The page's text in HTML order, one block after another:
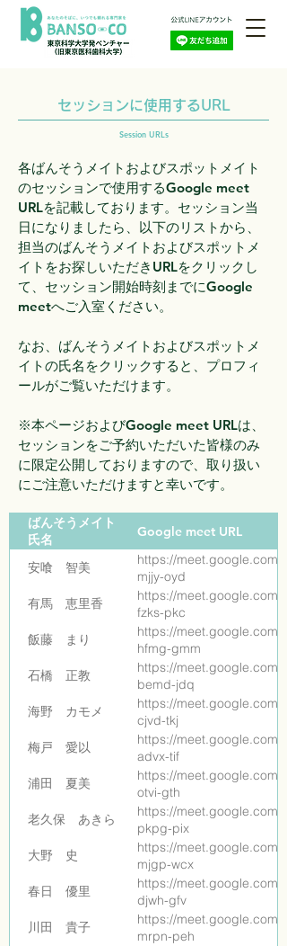
​セッションに使用するURL
Session URLs
​各ばんそうメイトおよびスポットメイト
のセッションで使用するGoogle meet
URLを記載しております。セッション当
日になりましたら、以下のリストから、
担当のばんそうメイトおよびスポットメ
イトをお探しいただきURLをクリックし
て、セッション開始時刻までにGoogle
meetへご入室ください。
なお、ばんそうメイトおよびスポットメ
イトの氏名をクリックすると、プロフィ
ールがご覧いただけます。
※本ページおよびGoogle meet URLは、
セッションをご予約いただいた皆様のみ
に限定公開しておりますので、取り扱い
にご注意いただけますと幸いです。
ばんそうメイト
氏名
Google meet URL
安喰 智美
https://meet.google.com/
mjjy-oyd
有馬 恵里香
https://meet.google.com/
fzks-pkc
飯藤 まり
https://meet.google.com/
hfmg-gmm
石橋 正教
https://meet.google.com/
bemd-jdq
海野 カモメ
https://meet.google.com/
cjvd-tkj
梅戸 愛以
https://meet.google.com/
advx-tif
浦田 夏美
https://meet.google.com/
otvi-gth
老久保 あきら
https://meet.google.com/
pkpg-pix
大野 史
https://meet.google.com/
mjgp-wcx
春日 優里
https://meet.google.com/
djwh-gfv
川田 貴子
https://meet.google.com/
mrpn-peh